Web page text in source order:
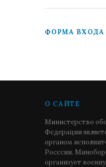
ФОРМА ВХОДА
О САЙТЕ
Министерство
Федерации
органом
Росссии.
организует